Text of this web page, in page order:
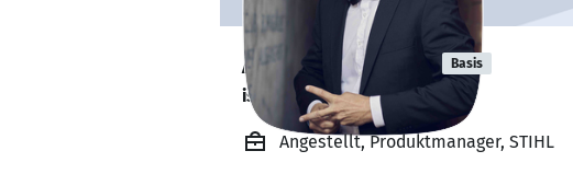
Andreas Mayr Basis
ist offen für Projekte. 🔎
Angestellt, Produktmanager, STIHL